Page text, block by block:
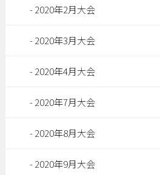
2020年2月大会
2020年3月大会
2020年4月大会
2020年7月大会
2020年8月大会
2020年9月大会